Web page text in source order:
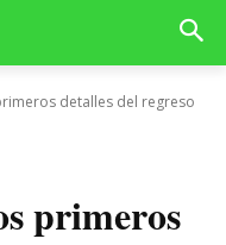
detalles del regreso
primeros